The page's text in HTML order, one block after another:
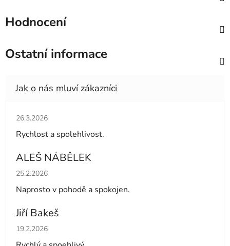
Hodnocení
Ostatní informace
Hodnocení obchodu je 5 z 5 hvězdiček.
26.3.2026
Rychlost a spolehlivost.
ALEŠ NÁBĚLEK
Hodnocení obchodu je 5 z 5 hvězdiček.
25.2.2026
Naprosto v pohodě a spokojen.
Jiří Bakeš
Hodnocení obchodu je 5 z 5 hvězdiček.
19.2.2026